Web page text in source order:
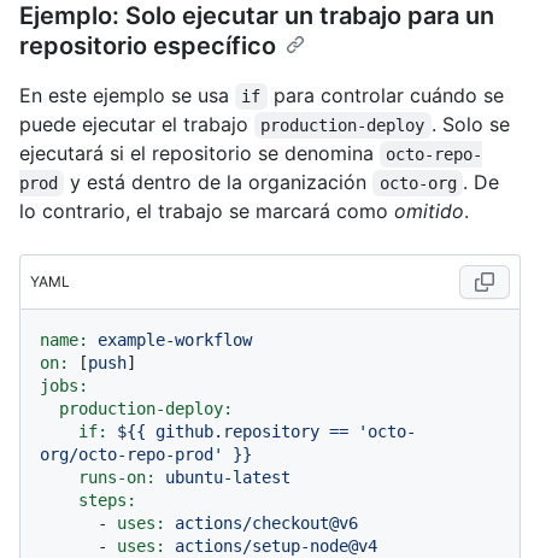
Ejemplo: Solo ejecutar un trabajo para un
repositorio específico
En este ejemplo se usa if
para controlar cuándo se
puede ejecutar el trabajo
production-deploy . Solo se
ejecutará si el repositorio se denomina
octo-repo-
prod
y está dentro de la organización octo-org . De
lo contrario, el trabajo se marcará como omitido.
YAML
name:
example-workflow
on:
[push
jobs:
production-deploy:
if:
${{ github.repository ==
'octo-
org/octo-repo-prod'
}}
runs-on:
ubuntu-latest
steps:
-
uses:
actions/checkout@v6
-
uses:
actions/setup-node@v4